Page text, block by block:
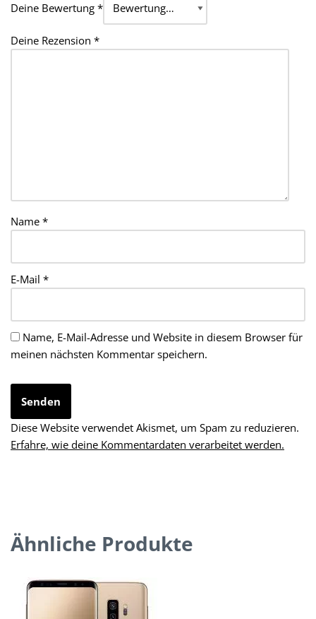
Deine Bewertung *
Deine Rezension *
Name *
E-Mail *
Name, E-Mail-Adresse und Website in diesem Browser für
meinen nächsten Kommentar speichern.
Diese Website verwendet Akismet, um Spam zu reduzieren.
Erfahre, wie deine Kommentardaten verarbeitet werden.
Ähnliche Produkte